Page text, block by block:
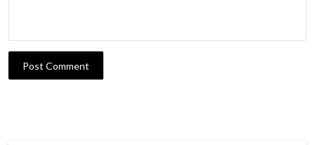
Post Comment